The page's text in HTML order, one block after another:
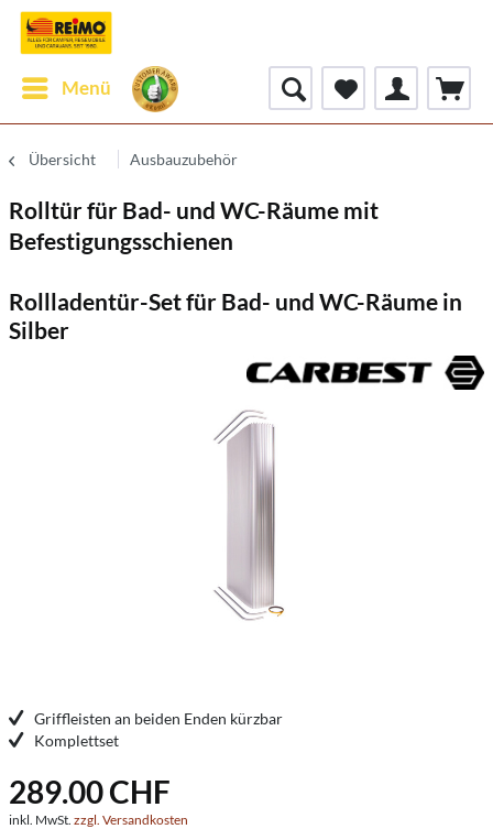
Menü
Übersicht Ausbauzubehör
Rolltür für Bad- und WC-Räume mit
Befestigungsschienen
Rollladentür-Set für Bad- und WC-Räume in
Silber
Griffleisten an beiden Enden kürzbar
Komplettset
289.00 CHF
inkl. MwSt. zzgl. Versandkosten